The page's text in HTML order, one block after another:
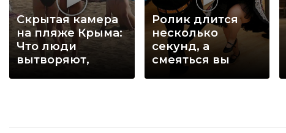
Скрытая камера
на пляже Крыма:
Что люди
вытворяют,
Ролик длится
несколько
секунд, а
смеяться вы